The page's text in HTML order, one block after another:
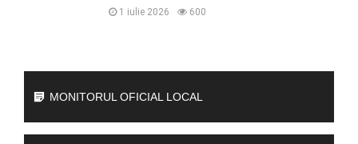
1 iulie 2026 600
MONITORUL OFICIAL LOCAL